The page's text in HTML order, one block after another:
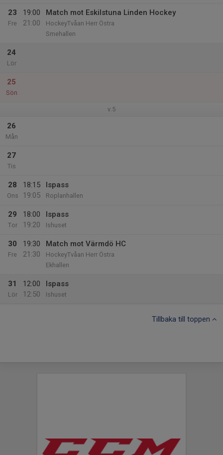
23
Fre
19:00
21:00
Match mot Eskilstuna Linden Hockey
HockeyTvåan Herr Östra
Smehallen
24
Lör
25
Sön
v.5
26
Mån
27
Tis
28
Ons
18:15
19:05
Ispass
Roplanhallen
29
Tor
18:00
19:20
Ispass
Ishuset
30
Fre
19:30
21:30
Match mot Värmdö HC
HockeyTvåan Herr Östra
Ekhallen
31
Lör
12:00
12:50
Ispass
Ishuset
Tillbaka till toppen